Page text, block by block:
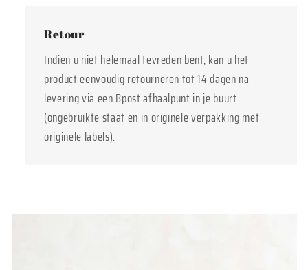
Retour
Indien u niet helemaal tevreden bent, kan u het
product eenvoudig retourneren tot 14 dagen na
levering via een Bpost afhaalpunt in je buurt
(ongebruikte staat en in originele verpakking met
originele labels).